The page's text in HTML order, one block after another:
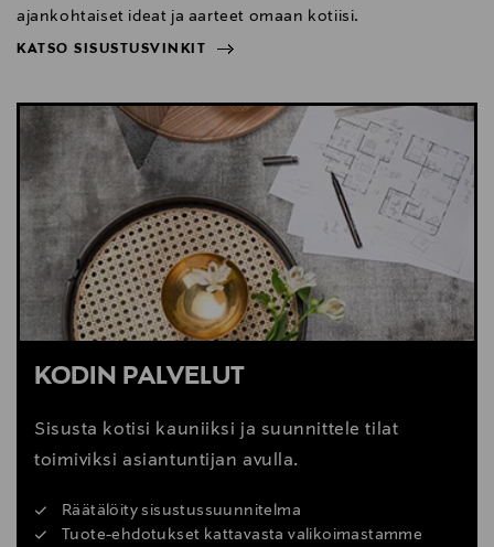
ajankohtaiset ideat ja aarteet omaan kotiisi.
KATSO SISUSTUSVINKIT
KATSO SISUSTUSVINKIT
KODIN PALVELUT
Sisusta kotisi kauniiksi ja suunnittele tilat
toimiviksi asiantuntijan avulla.
Räätälöity sisustussuunnitelma
Tuote-ehdotukset kattavasta valikoimastamme